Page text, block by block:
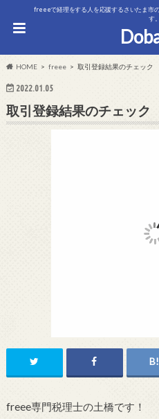
freeeで経理をする人を応援するさいたま市
す。
HOME freee 取引登録結果のチェック
2022.01.05
取引登録結果のチェッ
freee専門税理士の土橋です！